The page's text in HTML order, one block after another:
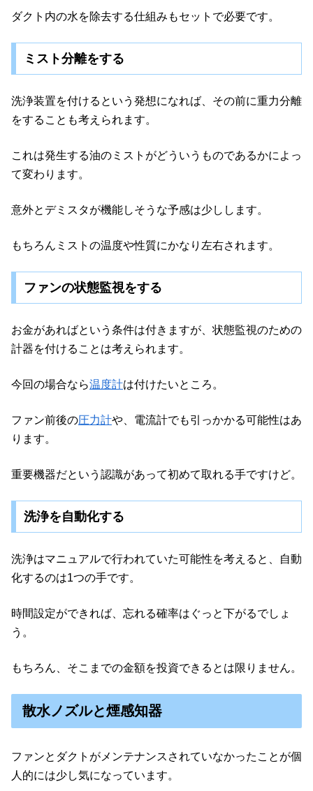
ダクト内の水を除去する仕組みもセットで必要です。
ミスト分離をする
洗浄装置を付けるという発想になれば、その前に重力分離
をすることも考えられます。
これは発生する油のミストがどういうものであるかによっ
て変わります。
意外とデミスタが機能しそうな予感は少しします。
もちろんミストの温度や性質にかなり左右されます。
ファンの状態監視をする
お金があればという条件は付きますが、状態監視のための
計器を付けることは考えられます。
今回の場合なら温度計は付けたいところ。
ファン前後の圧力計や、電流計でも引っかかる可能性はあ
ります。
重要機器だという認識があって初めて取れる手ですけど。
洗浄を自動化する
洗浄はマニュアルで行われていた可能性を考えると、自動
化するのは1つの手です。
時間設定ができれば、忘れる確率はぐっと下がるでしょ
う。
もちろん、そこまでの金額を投資できるとは限りません。
散水ノズルと煙感知器
ファンとダクトがメンテナンスされていなかったことが個
人的には少し気になっています。